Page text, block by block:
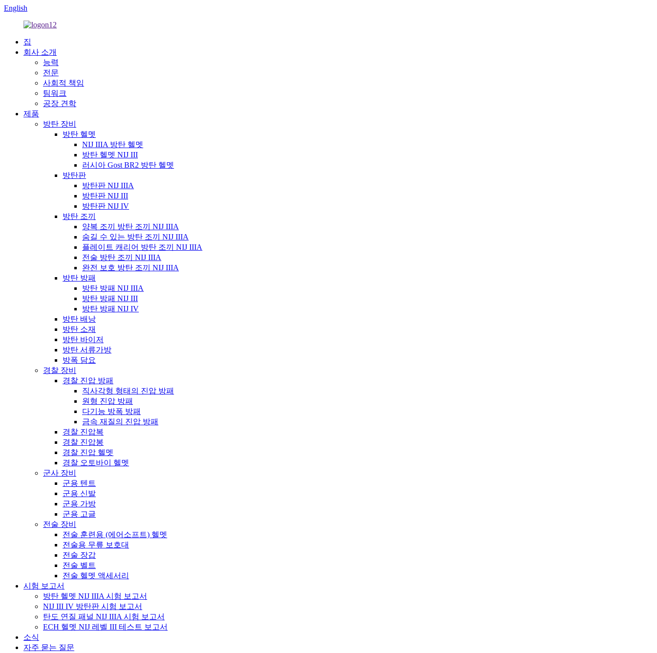
English
집
회사 소개
능력
전문
사회적 책임
팀워크
공장 견학
제품
방탄 장비
방탄 헬멧
NIJ IIIA 방탄 헬멧
방탄 헬멧 NIJ III
러시아 Gost BR2 방탄 헬멧
방탄판
방탄판 NIJ IIIA
방탄판 NIJ III
방탄판 NIJ IV
방탄 조끼
양복 조끼 방탄 조끼 NIJ IIIA
숨길 수 있는 방탄 조끼 NIJ IIIA
플레이트 캐리어 방탄 조끼 NIJ IIIA
전술 방탄 조끼 NIJ IIIA
완전 보호 방탄 조끼 NIJ IIIA
방탄 방패
방탄 방패 NIJ IIIA
방탄 방패 NIJ III
방탄 방패 NIJ IV
방탄 배낭
방탄 소재
방탄 바이저
방탄 서류가방
방폭 담요
경찰 장비
경찰 진압 방패
직사각형 형태의 진압 방패
원형 진압 방패
다기능 방폭 방패
금속 재질의 진압 방패
경찰 진압복
경찰 진압봉
경찰 진압 헬멧
경찰 오토바이 헬멧
군사 장비
군용 텐트
군용 신발
군용 가방
군용 고글
전술 장비
전술 훈련용 (에어소프트) 헬멧
전술용 무릎 보호대
전술 장갑
전술 벨트
전술 헬멧 액세서리
시험 보고서
방탄 헬멧 NIJ IIIA 시험 보고서
NIJ III IV 방탄판 시험 보고서
탄도 연질 패널 NIJ IIIA 시험 보고서
ECH 헬멧 NIJ 레벨 III 테스트 보고서
소식
자주 묻는 질문